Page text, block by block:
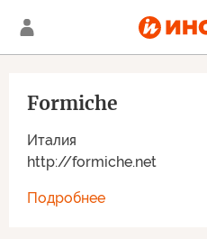
Италия
http://formiche.net
Formiche
Подробнее